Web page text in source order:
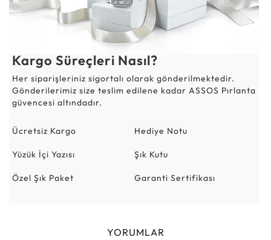
Kargo Süreçleri Nasıl?
Her siparişleriniz sigortalı olarak gönderilmektedir.
Gönderilerimiz size teslim edilene kadar ASSOS Pırlanta
güvencesi altındadır.
Ücretsiz Kargo Hediye Notu
Yüzük İçi Yazısı Şık Kutu
Özel Şık Paket Garanti Sertifikası
YORUMLAR